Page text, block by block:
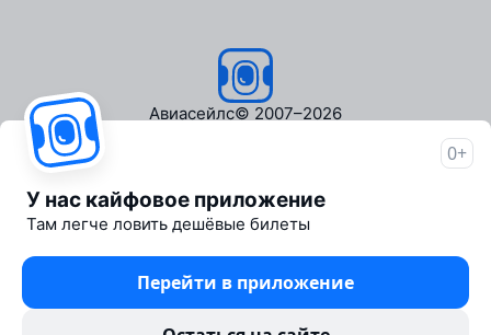
Авиасейлс© 2007–2026
Пресс‑центр
Travelpayouts
Партнёрская программа
Медиа Yo'lovchi
Трэвел‑медиа Aviasales.uz
0+
У нас кайфовое приложение
Там легче ловить дешёвые билеты
Перейти в приложение